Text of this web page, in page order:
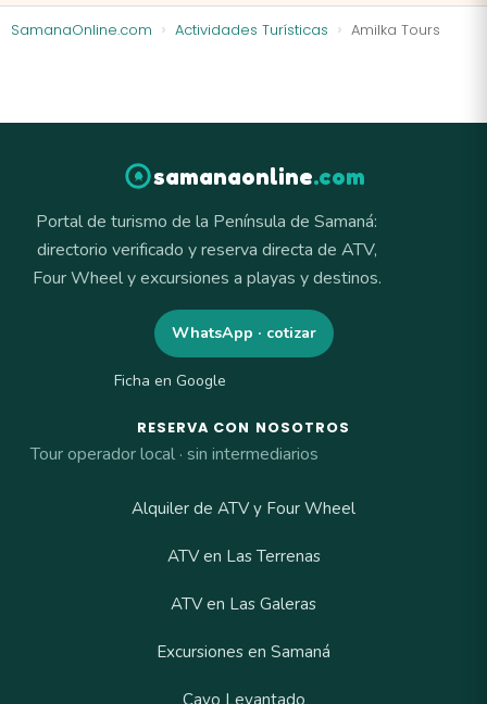
SamanaOnline.com Actividades Turísticas Amilka Tours
samanaonline.com
Portal de turismo de la Península de Samaná:
directorio verificado y reserva directa de ATV,
Four Wheel y excursiones a playas y destinos.
WhatsApp · cotizar
Ficha en Google
RESERVA CON NOSOTROS
Tour operador local · sin intermediarios
Alquiler de ATV y Four Wheel
ATV en Las Terrenas
ATV en Las Galeras
Excursiones en Samaná